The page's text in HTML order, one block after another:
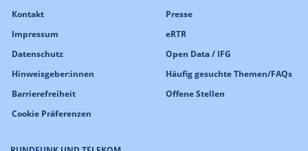
Kontakt
Impressum
Datenschutz
Hinweisgeber:innen
Barrierefreiheit
Cookie Präferenzen
Presse
eRTR
Open Data / IFG
Häufig gesuchte Themen/FAQs
Offene Stellen